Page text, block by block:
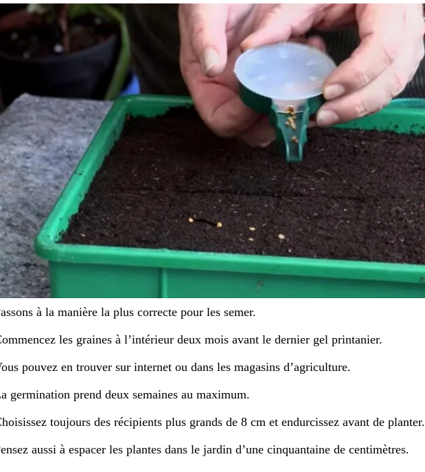
à la manière la plus correcte pour les semer.
les graines à l’intérieur deux mois avant le dernier gel printanier.
pouvez en trouver sur internet ou dans les magasins d’agriculture.
germination prend deux semaines au maximum.
toujours des récipients plus grands de 8 cm et endurcissez avant de planter.
aussi à espacer les plantes dans le jardin d’une cinquantaine de centimètres.